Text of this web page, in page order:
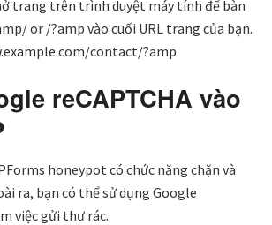
trang trên trình duyệt máy tính để bàn
or /?amp vào cuối URL trang của bạn.
contact/?amp.
reCAPTCHA vào
honeypot có chức năng chặn và
ra, bạn có thể sử dụng Google
việc gửi thư rác.